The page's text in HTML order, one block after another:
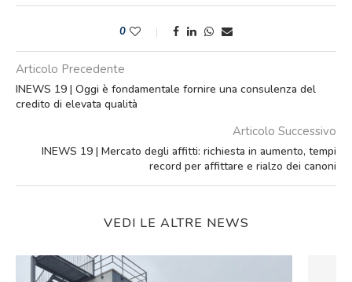
0
Articolo Precedente
INEWS 19 | Oggi è fondamentale fornire una consulenza del
credito di elevata qualità
Articolo Successivo
INEWS 19 | Mercato degli affitti: richiesta in aumento, tempi
record per affittare e rialzo dei canoni
VEDI LE ALTRE NEWS